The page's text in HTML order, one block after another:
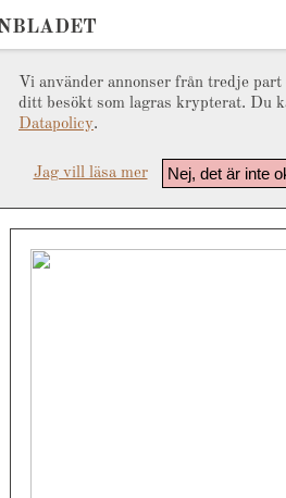
Vi använder annonser från tredje
ditt besökt som lagras krypterat. Du
Datapolicy.
Nej, det är inte
Jag vill läsa mer